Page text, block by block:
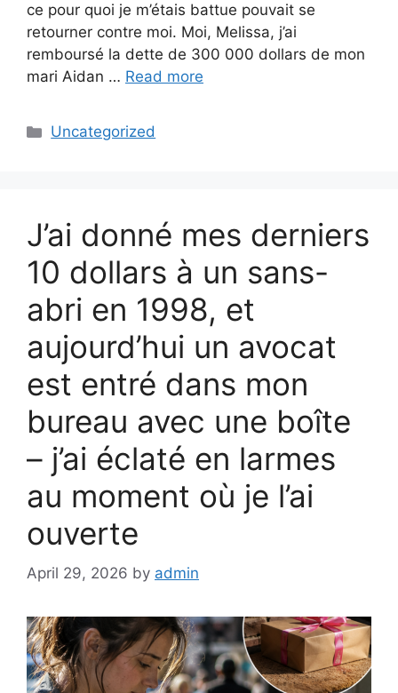
ce pour quoi je m’étais battue pouvait se
retourner contre moi. Moi, Melissa, j’ai
remboursé la dette de 300 000 dollars de mon
mari Aidan … Read more
Categories
Uncategorized
J’ai donné mes derniers
10 dollars à un sans-
abri en 1998, et
aujourd’hui un avocat
est entré dans mon
bureau avec une boîte
– j’ai éclaté en larmes
au moment où je l’ai
ouverte
April 29, 2026 by admin